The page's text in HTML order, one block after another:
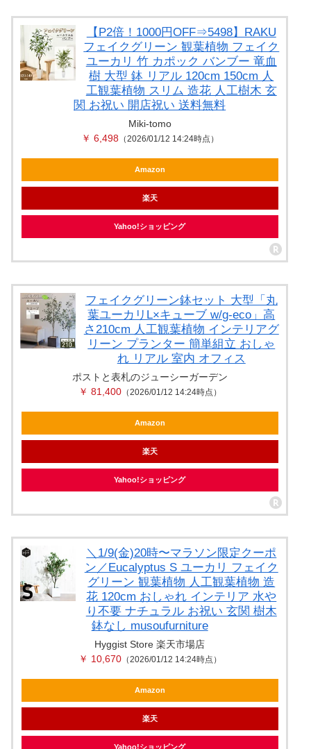
【P2倍！1000円OFF⇒5498】RAKU
フェイクグリーン 観葉植物 フェイク
ユーカリ 竹 カポック バンブー 竜血
樹 大型 鉢 リアル 120cm 150cm 人
工観葉植物 スリム 造花 人工樹木 玄
関 お祝い 開店祝い 送料無料
Miki-tomo
￥ 6,498 （2026/01/12 14:24時点）
Amazon
楽天
Yahoo!ショッピング
フェイクグリーン鉢セット 大型「丸
葉ユーカリL×キューブ w/g-eco」高
さ210cm 人工観葉植物 インテリアグ
リーン プランター 簡単組立 おしゃ
れ リアル 室内 オフィス
ポストと表札のジューシーガーデン
￥ 81,400（2026/01/12 14:24時点）
Amazon
楽天
Yahoo!ショッピング
＼1/9(金)20時〜マラソン限定クーポ
ン／Eucalyptus S ユーカリ フェイク
グリーン 観葉植物 人工観葉植物 造
花 120cm おしゃれ インテリア 水や
り不要 ナチュラル お祝い 玄関 樹木
鉢なし musoufurniture
Hyggist Store 楽天市場店
￥ 10,670（2026/01/12 14:24時点）
Amazon
楽天
Yahoo!ショッピング